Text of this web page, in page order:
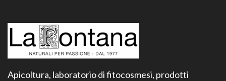
Apicoltura, laboratorio di fitocosmesi, prodotti